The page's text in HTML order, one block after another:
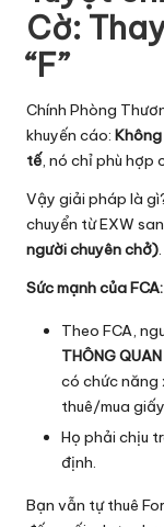
Cờ:
“F”
Chính Phòng
khuyến cáo:
tế, nó chỉ phù hợp
Vậy giải pháp là
chuyển từ EXW
người chuyên chở).
Sức mạnh của FCA:
Theo FCA,
THÔNG
có chức năng
thuê/mua
Họ phải chịu
định.
Bạn vẫn tự thuê